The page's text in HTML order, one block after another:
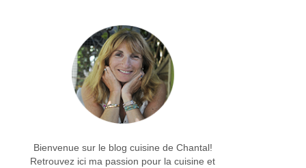
Bienvenue sur le blog cuisine de Chantal!
Retrouvez ici ma passion pour la cuisine et